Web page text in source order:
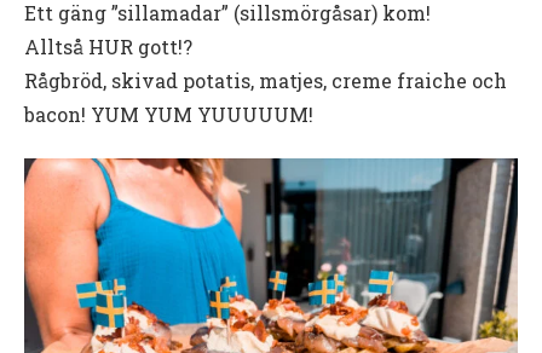
Ett gäng ”sillamadar” (sillsmörgåsar) kom!
Alltså HUR gott!?
Rågbröd, skivad potatis, matjes, creme fraiche och
bacon! YUM YUM YUUUUUM!